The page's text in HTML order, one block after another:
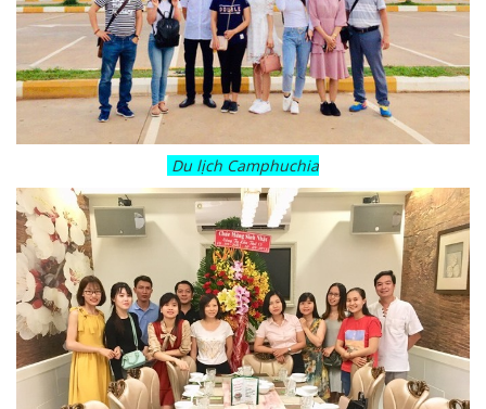
Du lịch Camphuchia